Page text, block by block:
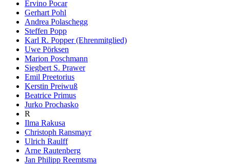
Ervino Pocar
Gerhart Pohl
Andrea Polaschegg
Steffen Popp
Karl R. Popper (Ehrenmitglied)
Uwe Pörksen
Marion Poschmann
Siegbert S. Prawer
Emil Preetorius
Kerstin Preiwuß
Beatrice Primus
Jurko Prochasko
R
Ilma Rakusa
Christoph Ransmayr
Ulrich Raulff
Arne Rautenberg
Jan Philipp Reemtsma